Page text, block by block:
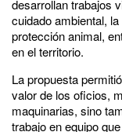
desarrollan trabajos
cuidado ambiental,
protección animal,
en el territorio.
La propuesta
valor de los oficios,
maquinarias, sino
trabajo en equipo